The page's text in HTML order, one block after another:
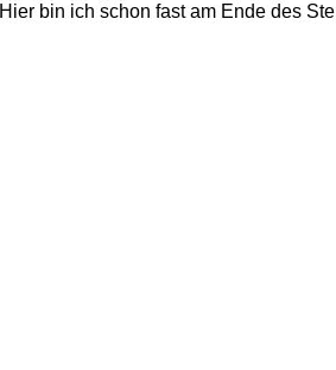
Hier bin ich schon fast am Ende des